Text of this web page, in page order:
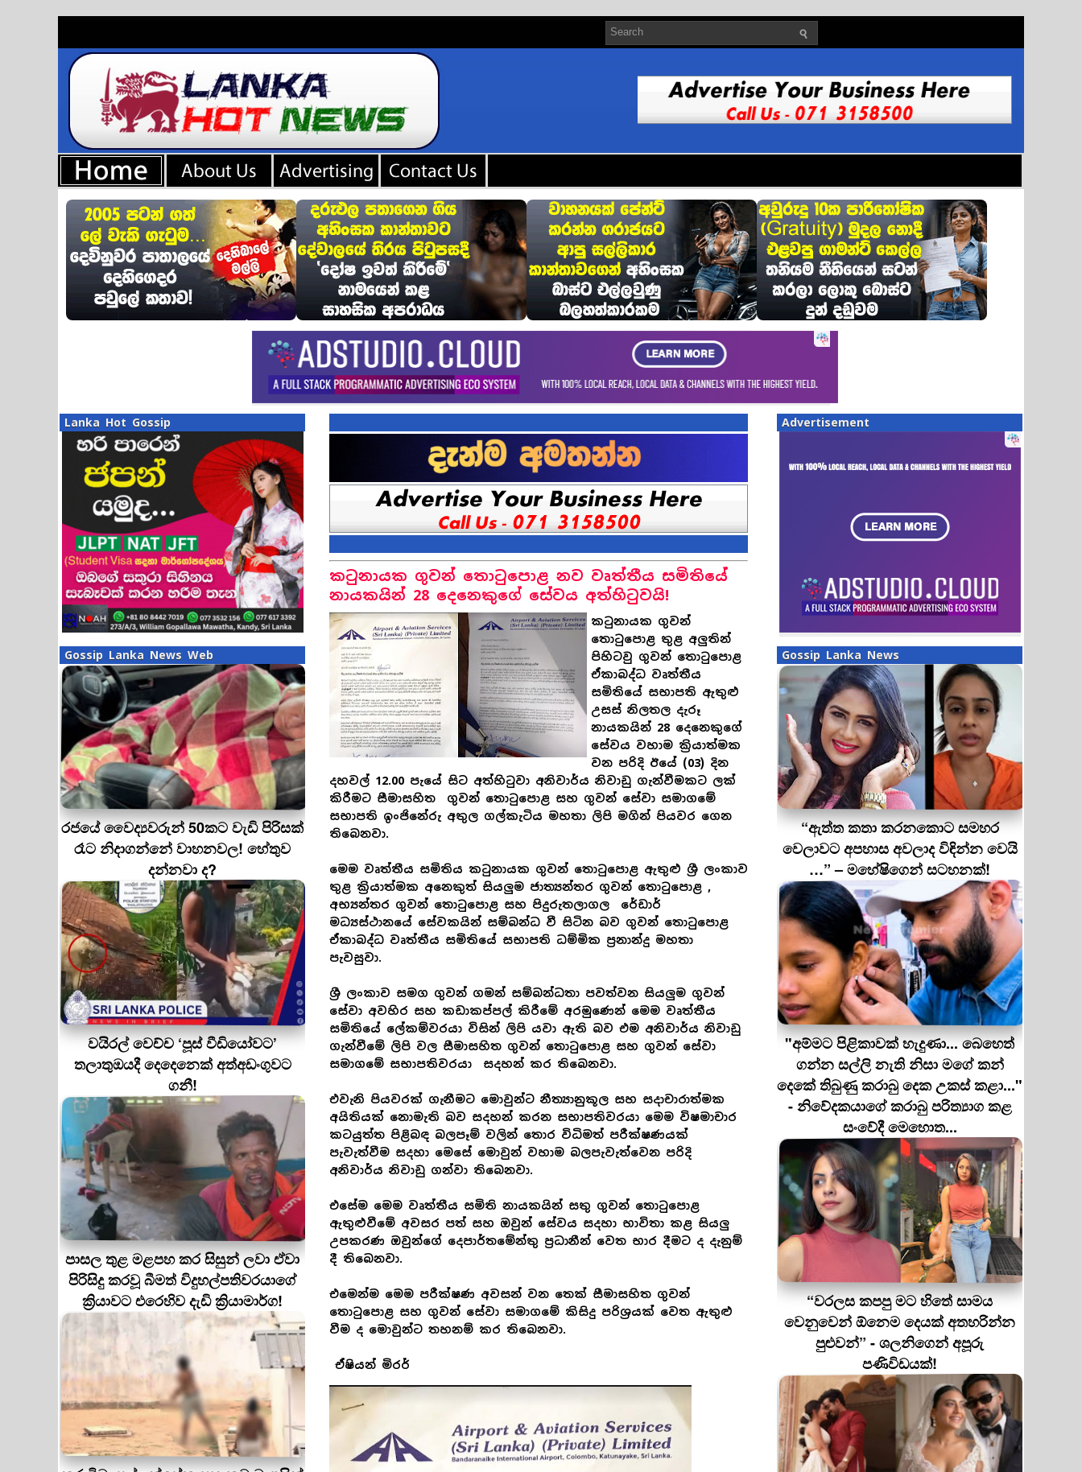
Lanka Hot Gossip
Gossip Lanka News Web
රජයේ වෛද්‍යවරුන් 50කට වැඩි පිරිසක්
රෑට නිදාගන්නේ වාහනවල! හේතුව
දන්නවා ද?
වයිරල් වෙච්ච ‘පූස් වීඩියෝවට’
තලාතුඔයදී දෙදෙනෙක් අත්අඩංගුවට
ගනී!
පාසල තුළ මළපහ කර සිසුන් ලවා ඒවා
පිරිසිදු කරවූ බීමත් විදුහල්පතිවරයාගේ
ක්‍රියාවට එරෙහිව දැඩි ක්‍රියාමාර්ග!
කටුනායක ගුවන් තොටුපොළ නව වෘත්තීය සමිතියේ
නායකයින් 28 දෙනෙකුගේ සේවය අත්හිටුවයි!
කටුනායක ගුවන්
තොටුපොළ තුළ අලුතින්
පිහිටවු ගුවන් තොටුපොළ
ඒකාබද්ධ වෘත්තීය
සමිතියේ සභාපති ඇතුළු
උසස් නිලතල දැරූ
නායකයින් 28 දෙනෙකුගේ
සේවය වහාම ක්‍රියාත්මක
වන පරිදි ඊයේ (03) දින
දහවල් 12.00 පැයේ සිට අත්හිටුවා අනිවාර්ය නිවාඩු ගැන්වීමකට ලක්
කිරීමට සීමාසහිත ගුවන් තොටුපොළ සහ ගුවන් සේවා සමාගමේ
සභාපති ඉංජිනේරු අතුල ගල්කැටිය මහතා ලිපි මගින් පියවර ගෙන
තිබෙනවා.
මෙම වෘත්තීය සමිතිය කටුනායක ගුවන් තොටුපොළ ඇතුළු ශ්‍රී ලංකාව
තුළ ක්‍රියාත්මක අනෙකුත් සියලුම ජාත්‍යන්තර ගුවන් තොටුපොළ ,
අභ්‍යන්තර ගුවන් තොටුපොළ සහ පිදුරුතලාගල රේඩාර්
මධ්‍යස්ථානයේ සේවකයින් සම්බන්ධ වී සිටින බව ගුවන් තොටුපොළ
ඒකාබද්ධ වෘත්තීය සමිතියේ සභාපති ධම්මික ප්‍රනාන්දු මහතා
පැවසුවා.
ශ්‍රී ලංකාව සමග ගුවන් ගමන් සම්බන්ධතා පවත්වන සියලුම ගුවන්
සේවා අවහිර සහ කඩාකප්පල් කිරීමේ අරමුණෙන් මෙම වෘත්තීය
සමිතියේ ලේකම්වරයා විසින් ලිපි යවා ඇති බව එම අනිවාර්ය නිවාඩු
ගැන්වීමේ ලිපි වල සීමාසහිත ගුවන් තොටුපොළ සහ ගුවන් සේවා
සමාගමේ සභාපතිවරයා සදහන් කර තිබෙනවා.
එවැනි පියවරක් ගැනීමට මොවුන්ට නීත්‍යානුකූල සහ සදාචාරාත්මක
අයිතියක් නොමැති බව සදහන් කරන සභාපතිවරයා මෙම විෂමාචාර
කටයුත්ත පිළිබඳ බලපෑම් වලින් තොර විධිමත් පරීක්ෂණයක්
පැවැත්වීම සදහා මෙසේ මොවුන් වහාම බලපැවැත්වෙන පරිදි
අනිවාර්ය නිවාඩු ගන්වා තිබෙනවා.
එසේම මෙම වෘත්තීය සමිති නායකයින් සතු ගුවන් තොටුපොළ
ඇතුළුවීමේ අවසර පත් සහ ඔවුන් සේවය සදහා භාවිතා කළ සියලු
උපකරණ ඔවුන්ගේ දෙපාර්තමේන්තු ප්‍රධානීන් වෙත භාර දීමට ද දැනුම්
දී තිබෙනවා.
එමෙන්ම මෙම පරීක්ෂණ අවසන් වන තෙක් සීමාසහිත ගුවන්
තොටුපොළ සහ ගුවන් සේවා සමාගමේ කිසිදු පරිශ්‍රයක් වෙත ඇතුළු
වීම ද මොවුන්ට තහනම් කර තිබෙනවා.
ඒෂියන් මිරර්
Advertisement
Gossip Lanka News
“ඇත්ත කතා කරනකොට සමහර
වෙලාවට අපහාස අවලාද විඳින්න වෙයි
…” – මහේෂිගෙන් සටහනක්!
"අම්මට පිළිකාවක් හැදුණා... බෙහෙත්
ගන්න සල්ලි නැති නිසා මගේ කන්
දෙකේ තිබුණු කරාබු දෙක උකස් කළා..."
- නිවේදකයාගේ කරාබු පරිත්‍යාග කළ
සංවේදී මෙහොත...
“වරලස කපපු මට හිතේ සාමය
වෙනුවෙන් ඕනෙම දෙයක් අතහරින්න
පුළුවන්” - ශලනිගෙන් අපූරු
පණිවිඩයක්!